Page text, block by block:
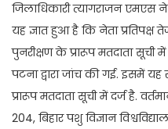
जिलाधिकारी त्यागराजन एमएस
यह ज्ञात हुआ है कि नेता प्रतिपक्ष
पुनरीक्षण के प्रारूप मतदाता सूची
पटना द्वारा जांच की गई. इसमें
प्रारूप मतदाता सूची में दर्ज है.
204, बिहार पशु विज्ञान